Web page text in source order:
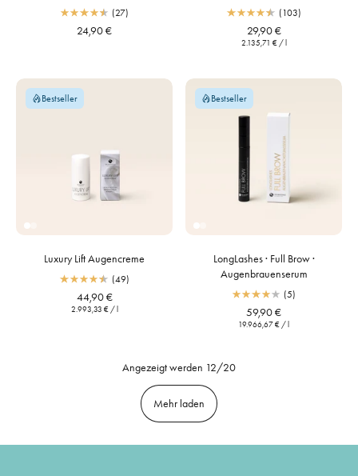
(27)
24,90 €
(103)
29,90 €
2.135,71 € /
Bestseller
Luxury Lift Augencreme
(49)
44,90 €
2.993,33 € /
Bestseller
LongLashes · Full Brow ·
Augenbrauenserum
(5)
59,90 €
19.966,67 € /
Angezeigt werden 12/20
Mehr laden